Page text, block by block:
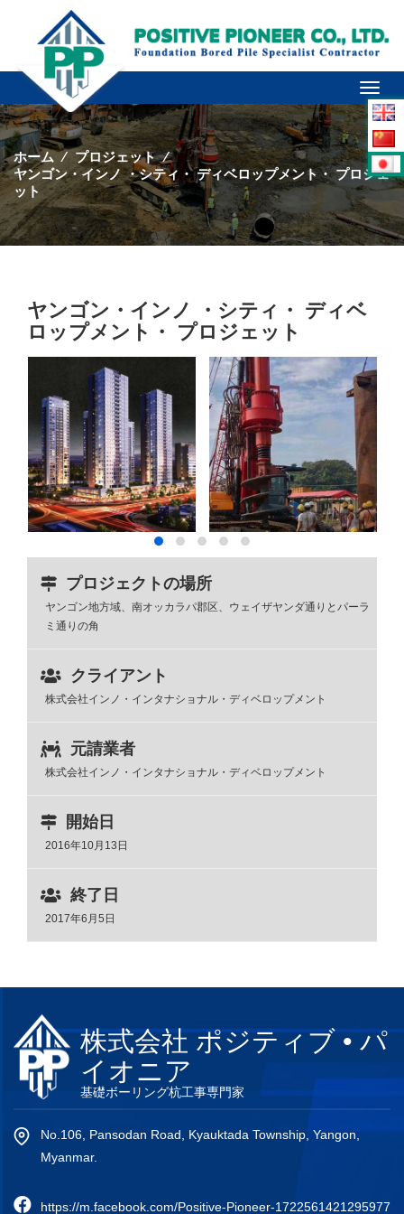
ホーム ⁄ プロジェット ⁄
ヤンゴン・インノ ・シティ・ ディベロップメント・ プロジェ
ット
ヤンゴン・インノ ・シティ・ ディベ
ロップメント・ プロジェット
プロジェクトの場所
ヤンゴン地方域、南オッカラパ郡区、ウェイザヤンダ通りとパーラ
ミ通りの角
クライアント
株式会社インノ・インタナショナル・ディベロップメント
元請業者
株式会社インノ・インタナショナル・ディベロップメント
開始日
2016年10月13日
終了日
2017年6月5日
株式会社 ポジティブ • パ
イオニア
基礎ボーリング杭工事専門家
No.106, Pansodan Road, Kyauktada Township, Yangon,
Myanmar.
https://m.facebook.com/Positive-Pioneer-1722561421295977